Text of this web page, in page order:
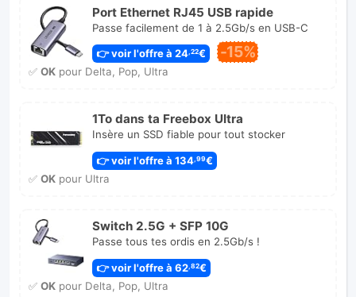
Port Ethernet RJ45 USB rapide
Passe facilement de 1 à 2.5Gb/s en USB-C
👉 voir l'offre à 24 ,22€ -15%
✅ OKpour Delta, Pop, Ultra
1To dans ta Freebox Ultra
Insère un SSD fiable pour tout stocker
👉 voir l'offre à 134 ,99€
✅ OKpour Ultra
Switch 2.5G + SFP 10G
Passe tous tes ordis en 2.5Gb/s !
👉 voir l'offre à 62,82€
✅ OKpour Delta, Pop, Ultra